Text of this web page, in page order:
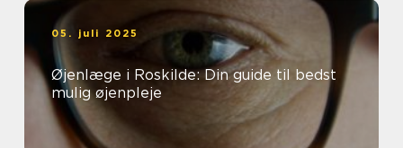
05. juli 2025
Øjenlæge i Roskilde: Din guide til bedst
mulig øjenpleje